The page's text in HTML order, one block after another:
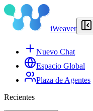
iWeaver
Nuevo Chat
Espacio Global
Plaza de Agentes
Recientes